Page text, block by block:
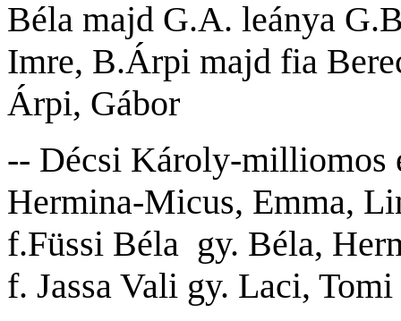
Béla majd G.A. leánya
Imre, B.Árpi majd fia
Árpi, Gábor
-- Décsi Károly-milliomos
Hermina-Micus, Emma,
f.Füssi Béla gy. Béla,
f. Jassa Vali gy. Laci, Tomi